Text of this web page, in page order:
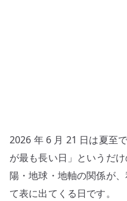
の
長
さ
と
2026 年 6 月 21 日は夏至
が最も長い日」というだ
陽・地球・地軸の関係が
て表に出てくる日です。